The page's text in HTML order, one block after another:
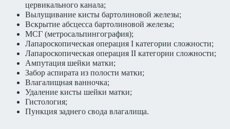
цервикального канала;
Вылущивание кисты бартолиновой железы;
Вскрытие абсцесса бартолиновой железы;
МСГ (метросальпингография);
Лапароскопическая операция I категории сложности;
Лапароскопическая операция II категории сложности;
Ампутация шейки матки;
Забор аспирата из полости матки;
Влагалищная ванночка;
Удаление кисты шейки матки;
Гистология;
Пункция заднего свода влагалища.